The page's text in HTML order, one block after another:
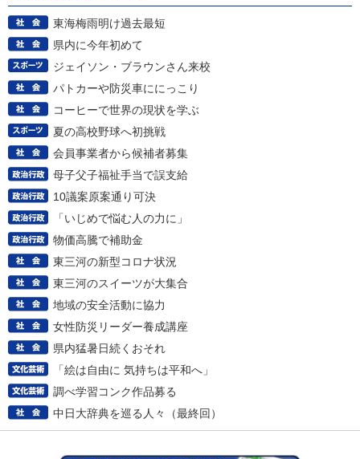
東海梅雨明け過去最短
県内に今年初めて
ジェイソン・ブラウンさん来校
パトカーや防災車ににっこり
コーヒーで世界の現状を学ぶ
夏の高校野球へ初挑戦
会員事業者から候補者募集
母子父子福祉手当で誤支給
10議案原案通り可決
「いじめで悩む人の力に」
物価高騰で補助金
東三河の新型コロナ状況
東三河のスイーツが大集合
地域の安全活動に協力
女性防災リーダー養成講座
県内猛暑日続くおそれ
「絵は自由に 気持ちは平和へ」
調べ学習コンク作品募る
中日大辞典を巡る人々（最終回）